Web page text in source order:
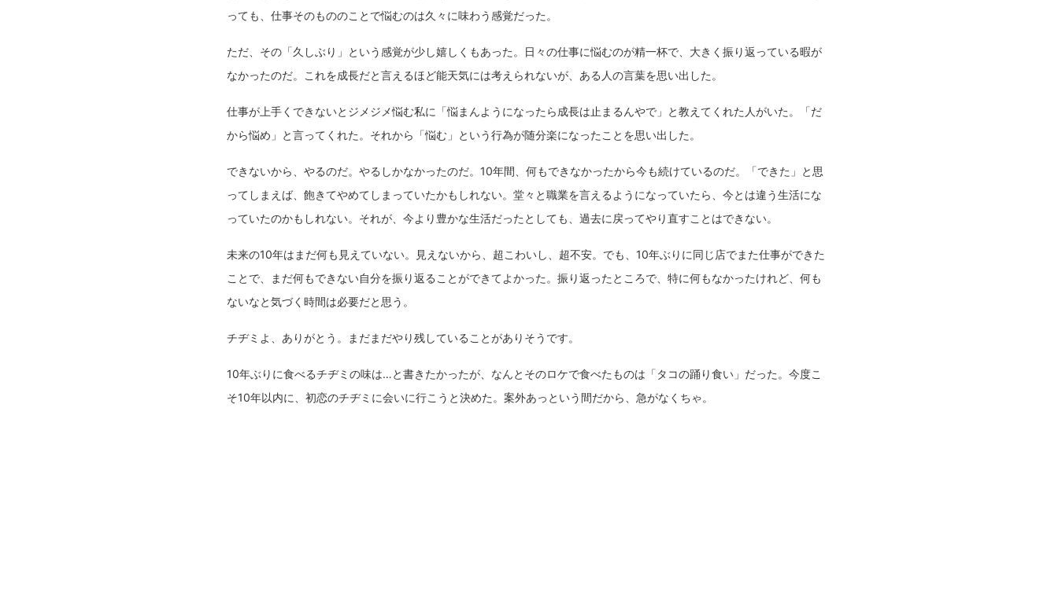
っても、仕事そのもののことで悩むのは久々に味わう感覚だった。
ただ、その「久しぶり」という感覚が少し嬉しくもあった。日々の仕事に悩むのが精一杯で、大きく振り返っている暇が
なかったのだ。これを成長だと言えるほど能天気には考えられないが、ある人の言葉を思い出した。
仕事が上手くできないとジメジメ悩む私に「悩まんようになったら成長は止まるんやで」と教えてくれた人がいた。「だ
から悩め」と言ってくれた。それから「悩む」という行為が随分楽になったことを思い出した。
できないから、やるのだ。やるしかなかったのだ。10年間、何もできなかったから今も続けているのだ。「できた」と思
ってしまえば、飽きてやめてしまっていたかもしれない。堂々と職業を言えるようになっていたら、今とは違う生活にな
っていたのかもしれない。それが、今より豊かな生活だったとしても、過去に戻ってやり直すことはできない。
未来の10年はまだ何も見えていない。見えないから、超こわいし、超不安。でも、10年ぶりに同じ店でまた仕事ができた
ことで、まだ何もできない自分を振り返ることができてよかった。振り返ったところで、特に何もなかったけれど、何も
ないなと気づく時間は必要だと思う。
チヂミよ、ありがとう。まだまだやり残していることがありそうです。
10年ぶりに食べるチヂミの味は…と書きたかったが、なんとそのロケで食べたものは「タコの踊り食い」だった。今度こ
そ10年以内に、初恋のチヂミに会いに行こうと決めた。案外あっという間だから、急がなくちゃ。